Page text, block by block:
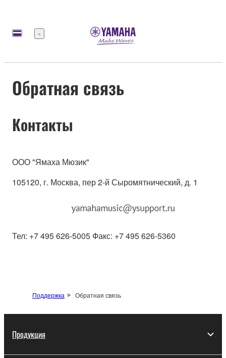
Меню
Обратная связь
Контакты
ООО "Ямаха Мюзик"
105120, г. Москва, пер 2-й Сыромятнический, д. 1
Тел: +7 495 626-5005 Факс: +7 495 626-5360
Поддержка Обратная связь
Продукция